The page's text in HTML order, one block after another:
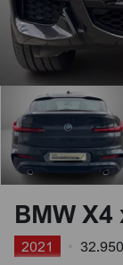
BMW
2021